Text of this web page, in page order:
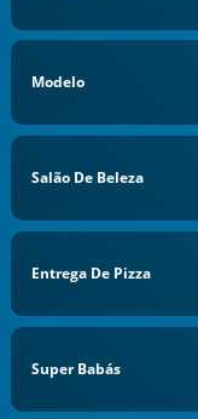
Modelo
Salão De Beleza
Entrega De Pizza
Super Babás